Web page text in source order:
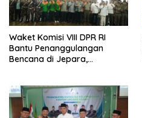
Waket Komisi VIII DPR RI
Bantu Penanggulangan
Bencana di Jepara,